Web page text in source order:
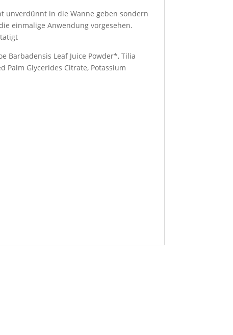
unverdünnt in die Wanne geben sondern
einmalige Anwendung vorgesehen.
Barbadensis Leaf Juice Powder*, Tilia
Palm Glycerides Citrate, Potassium